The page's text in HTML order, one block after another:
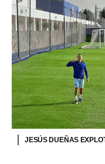
JESÚS DUEÑAS